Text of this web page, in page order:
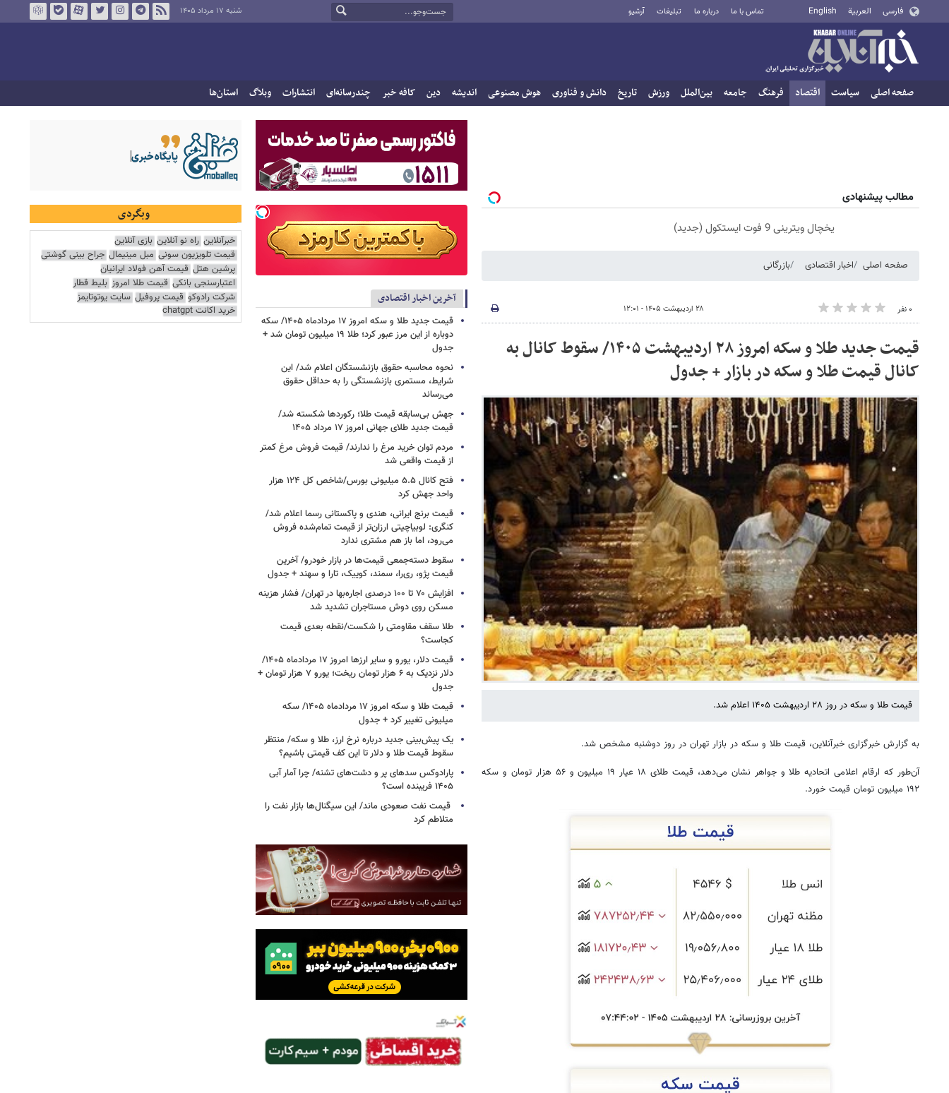
فارسی العربية English تماس با ما درباره ما تبلیغات آرشیو شنبه ۱۷ مرداد ۱۴۰۵
صفحه اصلی سیاست اقتصاد فرهنگ جامعه بین‌الملل ورزش تاریخ دانش و فناوری هوش مصنوعی اندیشه دین کافه خبر چندرسانه‌ای انتشارات وبلاگ استان‌ها
مطالب پیشنهادی
یخچال ویترینی 9 فوت ایستکول (جدید)
صفحه اصلی اخبار اقتصادی بازرگانی
۰ نفر ۲۸ اردیبهشت ۱۴۰۵ - ۱۲:۰۱
قیمت جدید طلا و سکه امروز ۲۸ اردیبهشت ۱۴۰۵/ سقوط کانال به
کانال قیمت طلا و سکه در بازار + جدول
قیمت طلا و سکه در روز ۲۸ اردیبهشت ۱۴۰۵ اعلام شد.
به گزارش خبرگزاری خبرآنلاین، قیمت طلا و سکه در بازار تهران در روز دوشنبه مشخص شد.
آن‌طور که ارقام اعلامی اتحادیه طلا و جواهر نشان می‌دهد، قیمت طلای ۱۸ عیار ۱۹ میلیون و ۵۶ هزار تومان و سکه
۱۹۲ میلیون تومان قیمت خورد.
آخرین اخبار اقتصادی
قیمت جدید طلا و سکه امروز ۱۷ مردادماه ۱۴۰۵/ سکه
دوباره از این مرز عبور کرد؛ طلا ۱۹ میلیون تومان شد +
جدول
نحوه محاسبه حقوق بازنشستگان اعلام شد/ این
شرایط، مستمری بازنشستگی را به حداقل حقوق
می‌رساند
جهش بی‌سابقه قیمت طلا؛ رکوردها شکسته شد/
قیمت جدید طلای جهانی امروز ۱۷ مرداد ۱۴۰۵
مردم توان خرید مرغ را ندارند/ قیمت فروش مرغ کمتر
از قیمت واقعی شد
فتح کانال ۵.۵ میلیونی بورس/شاخص کل ۱۲۴ هزار
واحد جهش کرد
قیمت برنج ایرانی، هندی و پاکستانی رسما اعلام شد/
کنگری: لوبیاچیتی ارزان‌تر از قیمت تمام‌شده فروش
می‌رود، اما باز هم مشتری ندارد
سقوط دسته‌جمعی قیمت‌ها در بازار خودرو/ آخرین
قیمت پژو، ری‌را، سمند، کوییک، تارا و سهند + جدول
افزایش ۷۰ تا ۱۰۰ درصدی اجاره‌بها در تهران/ فشار هزینه
مسکن روی دوش مستاجران تشدید شد
طلا سقف مقاومتی را شکست/نقطه بعدی قیمت
کجاست؟
قیمت دلار، یورو و سایر ارزها امروز ۱۷ مردادماه ۱۴۰۵/
دلار نزدیک به ۶ هزار تومان ریخت؛ یورو ۷ هزار تومان +
جدول
قیمت طلا و سکه امروز ۱۷ مردادماه ۱۴۰۵/ سکه
میلیونی تغییر کرد + جدول
یک پیش‌بینی جدید درباره نرخ ارز، طلا و سکه/ منتظر
سقوط قیمت طلا و دلار تا این کف قیمتی باشیم؟
پارادوکس سدهای پر و دشت‌های تشنه/ چرا آمار آبی
۱۴۰۵ فریبنده است؟
قیمت نفت صعودی ماند/ این سیگنال‌ها بازار نفت را
متلاطم کرد
وبگردی
خبرآنلاین راه نو آنلاین بازی آنلاین
قیمت تلویزیون سونی مبل مینیمال جراح بینی گوشتی
پرشین هتل قیمت آهن فولاد ایرانیان
اعتبارسنجی بانکی قیمت طلا امروز بلیط قطار
شرکت رادوکو قیمت پروفیل سایت یوتوتایمز
خرید اکانت chatgpt